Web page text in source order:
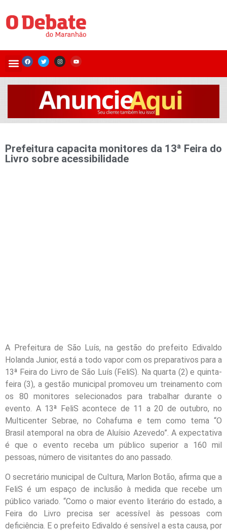
Prefeitura capacita monitores da 13ª Feira do
Livro sobre acessibilidade
A Prefeitura de São Luís, na gestão do prefeito Edivaldo
Holanda Junior, está a todo vapor com os preparativos para a
13ª Feira do Livro de São Luís (FeliS). Na quarta (2) e quinta-
feira (3), a gestão municipal promoveu um treinamento com
os 80 monitores selecionados para trabalhar durante o
evento. A 13ª FeliS acontece de 11 a 20 de outubro, no
Multicenter Sebrae, no Cohafuma e tem como tema “O
Brasil atemporal na obra de Aluísio Azevedo”. A expectativa
é que o evento receba um público superior a 160 mil
pessoas, número de visitantes do ano passado.
O secretário municipal de Cultura, Marlon Botão, afirma que a
FeliS é um espaço de inclusão à medida que recebe um
público variado. “Como o maior evento literário do estado, a
Feira do Livro precisa ser acessível às pessoas com
deficiência. E o prefeito Edivaldo é sensível a esta causa, por